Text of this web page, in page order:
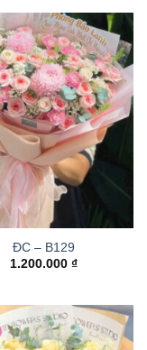
ĐC – B129
1.200.000 ₫